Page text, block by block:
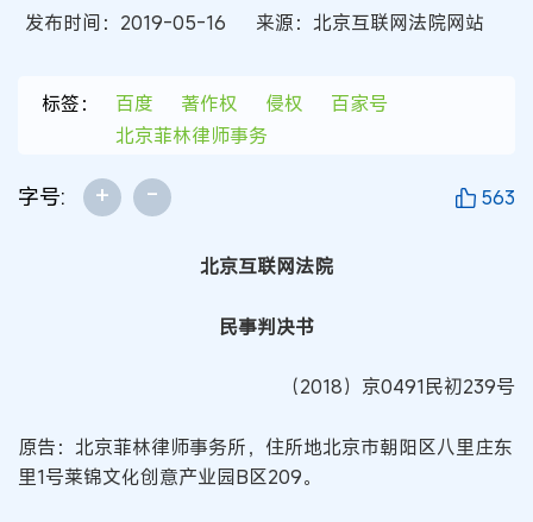
发布时间：2019-05-16 来源：北京互联网法院网站
标签： 百度 著作权 侵权
百家号
北京菲林律师事务
字号: + - 563
北京互联网法院
民事判决书
（2018）京0491民初239号
原告：北京菲林律师事务所，住所地北京市朝阳区八里庄东
里1号莱锦文化创意产业园B区209。